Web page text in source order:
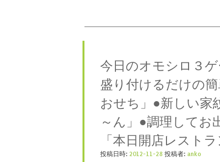
メニュー
今日のオモシロ３
盛り付けるだけの
おせち」●新しい家
～ん」●調理してお
「本日開店レスト
投稿日時: 2012-11-28 投稿者: anko